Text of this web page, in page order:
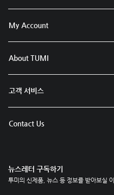
My Account
About TUMI
고객 서비스
Contact Us
뉴스레터 구독하기
투미의 신제품, 뉴스 등 정보를 받아보실